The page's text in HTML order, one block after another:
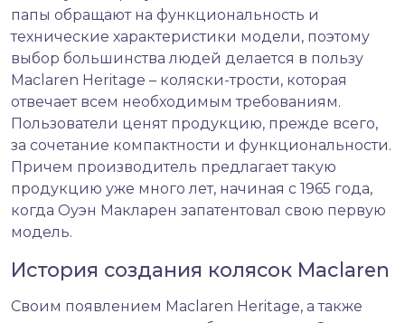
папы обращают на функциональность и
технические характеристики модели, поэтому
выбор большинства людей делается в пользу
Maclaren Heritage – коляски-трости, которая
отвечает всем необходимым требованиям.
Пользователи ценят продукцию, прежде всего,
за сочетание компактности и функциональности.
Причем производитель предлагает такую
продукцию уже много лет, начиная с 1965 года,
когда Оуэн Макларен запатентовал свою первую
модель.
История создания колясок Maclaren
Своим появлением Maclaren Heritage, а также